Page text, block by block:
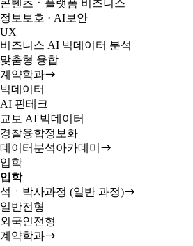
콘텐츠ㆍ플랫폼 비즈니스
정보보호 · AI보안
UX
비즈니스 AI 빅데이터 분석
맞춤형 융합
계약학과
빅데이터
AI 핀테크
교보 AI 빅데이터
경찰융합정보화
데이터분석아카데미
입학
입학
석ㆍ박사과정 (일반 과정)
일반전형
외국인전형
계약학과